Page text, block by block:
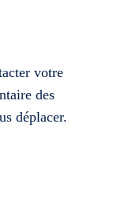
votre
des
déplacer.